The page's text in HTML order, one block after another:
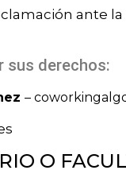
ante
sus derechos:
–
O